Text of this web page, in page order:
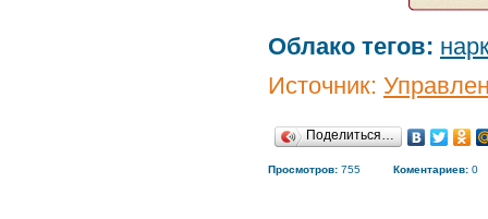
Облако тегов:
Источник:
Поделиться…
Просмотров: 755 Коментариев: 0